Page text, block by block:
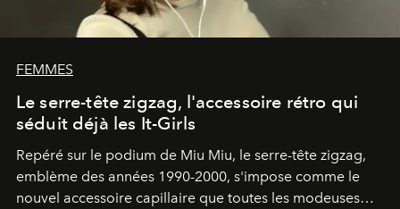
FEMMES
Le serre-tête zigzag, l'accessoire rétro qui
séduit déjà les It-Girls
Repéré sur le podium de Miu Miu, le serre-tête zigzag,
emblème des années 1990-2000, s'impose comme le
nouvel accessoire capillaire que toutes les modeuses